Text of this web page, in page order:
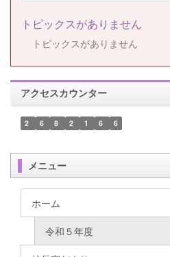
トピックスがありません
トピックスがありません
アクセスカウンター
2 6 8 2 1 6 6
メニュー
ホーム
令和５年度